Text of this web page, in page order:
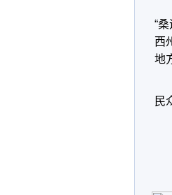
“
西
地
民